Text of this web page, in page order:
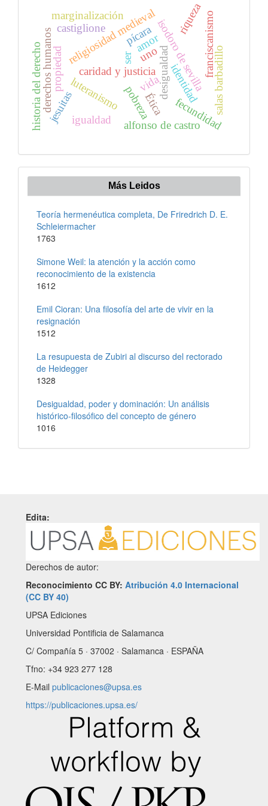
desigualdad
pobreza
caridad y justiciaisodoro de sevilla
religiosidad medieval
propiedad
alfonso de castro
franciscanismo
luteranismo
jesuitas
historia del derecho amor
castiglione
marginalización
pícara
salas barbadillo
riqueza
fecundidad
ser uno
vida
Ética
igualdad
derechos humanos identidad
Más Leidos
Teoría hermenéutica completa, De Friredrich D. E.
Schleiermacher
1763
Simone Weil: la atención y la acción como
reconocimiento de la existencia
1612
Emil Cioran: Una filosofía del arte de vivir en la
resignación
1512
La resupuesta de Zubiri al discurso del rectorado
de Heidegger
1328
Desigualdad, poder y dominación: Un análisis
histórico-filosófico del concepto de género
1016
Edita:
Derechos de autor:
Reconocimiento CC BY: Atribución 4.0 Internacional
(CC BY 40)
UPSA Ediciones
Universidad Pontificia de Salamanca
C/ Compañía 5 · 37002 · Salamanca · ESPAÑA
Tfno: +34 923 277 128
E-Mail publicaciones@upsa.es
https://publicaciones.upsa.es/